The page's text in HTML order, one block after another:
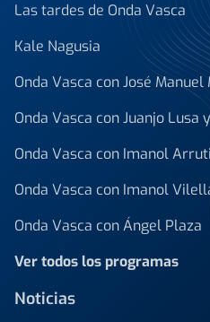
Las tardes de Onda Vasca
Kale Nagusia
Onda Vasca con José Manuel
Onda Vasca con Juanjo Lusa
Onda Vasca con Imanol Arruti
Onda Vasca con Imanol
Onda Vasca con Ángel Plaza
Ver todos los programas
Noticias